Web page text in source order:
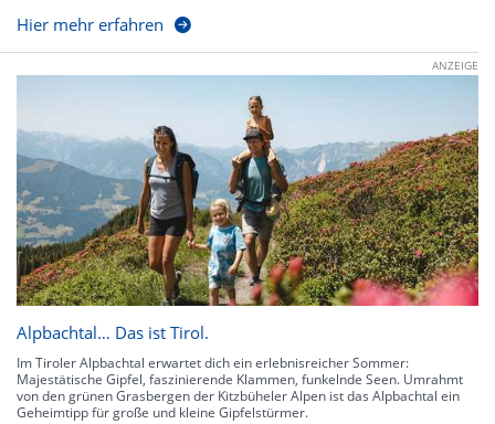
Hier mehr erfahren
ANZEIGE
Alpbachtal… Das ist Tirol.
Im Tiroler Alpbachtal erwartet dich ein erlebnisreicher Sommer:
Majestätische Gipfel, faszinierende Klammen, funkelnde Seen. Umrahmt
von den grünen Grasbergen der Kitzbüheler Alpen ist das Alpbachtal ein
Geheimtipp für große und kleine Gipfelstürmer.